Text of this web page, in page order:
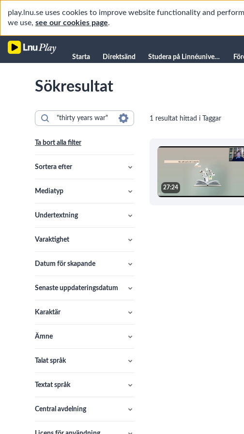
play.lnu.se uses cookies to improve website functionality and
we use, see our cookies page.
Starta
Forskning
Manualer
Kanaler
Starta Direktsänd Studera på Linnéuniversitetet
Sökresultat
Ta bort alla filter
Sortera efter
Mediatyp
Undertextning
Varaktighet
Datum för skapande
Senaste uppdateringsdatum
Karaktär
Ämne
Talat språk
Textat språk
Central avdelning
1 resultat hittad i Taggar
27:24